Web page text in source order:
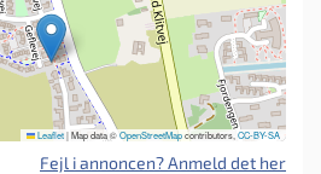
Leaflet|Map data ©OpenStreetMapcontributors,CC-BY-SA
Fejl i annoncen? Anmeld det her